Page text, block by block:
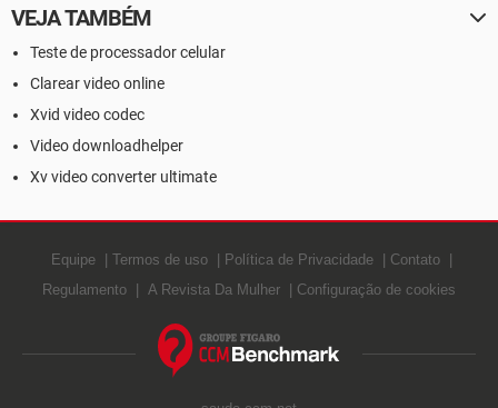
VEJA TAMBÉM
Teste de processador celular
Clarear video online
Xvid video codec
Video downloadhelper
Xv video converter ultimate
Equipe Termos de uso Política de Privacidade
Contato
Regulamento
A Revista Da Mulher Configuração de cookies